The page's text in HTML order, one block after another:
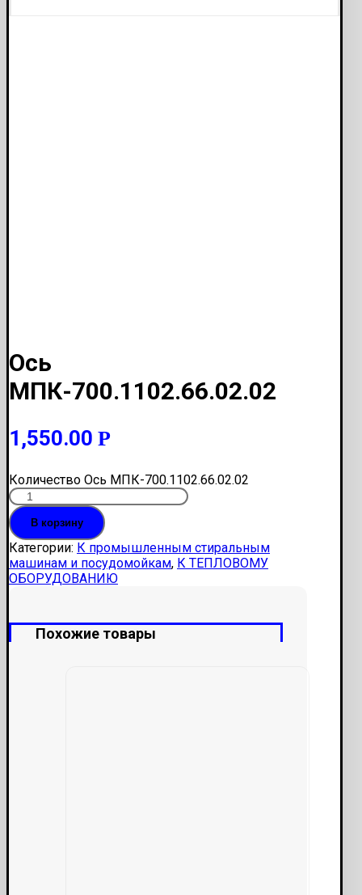
Ось
МПК-700.1102.66.02.02
1,550.00 Р
Количество Ось МПК-700.1102.66.02.02
В корзину
Категории: К промышленным стиральным
машинам и посудомойкам, К ТЕПЛОВОМУ
ОБОРУДОВАНИЮ
Похожие товары